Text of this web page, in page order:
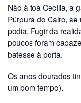
Não à toa Cecília, a
Púrpura do Cairo,
podia. Fugir da
poucos foram
batesse à porta.
Os anos dourados
um bom tempo).